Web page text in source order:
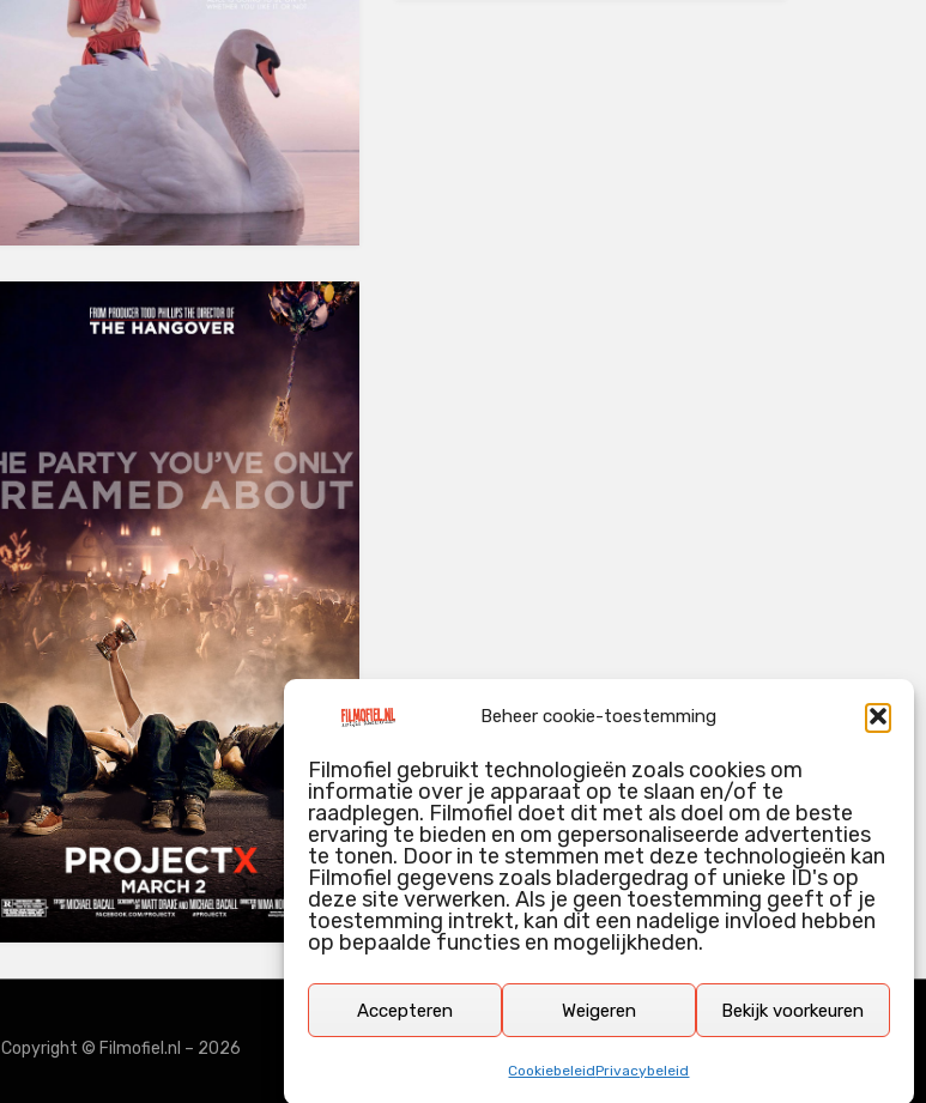
Beheer cookie-toestemming
Filmofiel gebruikt technologieën zoals cookies om
informatie over je apparaat op te slaan en/of te
raadplegen. Filmofiel doet dit met als doel om de beste
ervaring te bieden en om gepersonaliseerde advertenties
te tonen. Door in te stemmen met deze technologieën kan
Filmofiel gegevens zoals bladergedrag of unieke ID's op
deze site verwerken. Als je geen toestemming geeft of je
toestemming intrekt, kan dit een nadelige invloed hebben
op bepaalde functies en mogelijkheden.
Accepteren Weigeren Bekijk voorkeuren
CookiebeleidPrivacybeleid
Copyright © Filmofiel.nl – 2026